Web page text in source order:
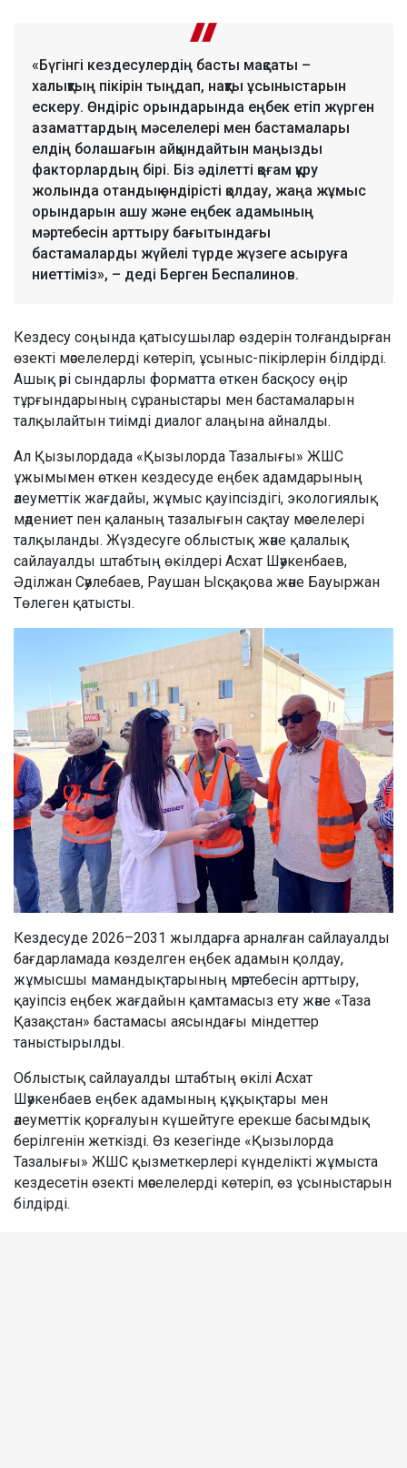
«Бүгінгі кездесулердің басты мақсаты –
халықтың пікірін тыңдап, нақты ұсыныстарын
ескеру. Өндіріс орындарында еңбек етіп жүрген
азаматтардың мәселелері мен бастамалары
елдің болашағын айқындайтын маңызды
факторлардың бірі. Біз әділетті қоғам құру
жолында отандық өндірісті қолдау, жаңа жұмыс
орындарын ашу және еңбек адамының
мәртебесін арттыру бағытындағы
бастамаларды жүйелі түрде жүзеге асыруға
ниеттіміз», – деді Берген Беспалинов.
Кездесу соңында қатысушылар өздерін толғандырған
өзекті мәселелерді көтеріп, ұсыныс-пікірлерін білдірді.
Ашық әрі сындарлы форматта өткен басқосу өңір
тұрғындарының сұраныстары мен бастамаларын
талқылайтын тиімді диалог алаңына айналды.
Ал Қызылордада «Қызылорда Тазалығы» ЖШС
ұжымымен өткен кездесуде еңбек адамдарының
әлеуметтік жағдайы, жұмыс қауіпсіздігі, экологиялық
мәдениет пен қаланың тазалығын сақтау мәселелері
талқыланды. Жүздесуге облыстық және қалалық
сайлауалды штабтың өкілдері Асхат Шәукенбаев,
Әділжан Сәулебаев, Раушан Ысқақова және Бауыржан
Төлеген қатысты.
Кездесуде 2026–2031 жылдарға арналған сайлауалды
бағдарламада көзделген еңбек адамын қолдау,
жұмысшы мамандықтарының мәртебесін арттыру,
қауіпсіз еңбек жағдайын қамтамасыз ету және «Таза
Қазақстан» бастамасы аясындағы міндеттер
таныстырылды.
Облыстық сайлауалды штабтың өкілі Асхат
Шәукенбаев еңбек адамының құқықтары мен
әлеуметтік қорғалуын күшейтуге ерекше басымдық
берілгенін жеткізді. Өз кезегінде «Қызылорда
Тазалығы» ЖШС қызметкерлері күнделікті жұмыста
кездесетін өзекті мәселелерді көтеріп, өз ұсыныстарын
білдірді.